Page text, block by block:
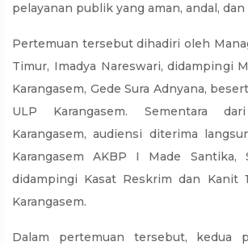
pelayanan publik yang aman, andal,
Pertemuan tersebut dihadiri oleh
Timur, Imadya Nareswari, didampingi
Karangasem, Gede Sura Adnyana,
ULP Karangasem. Sementara
Karangasem, audiensi diterima
Karangasem AKBP I Made Santika,
didampingi Kasat Reskrim dan Kanit
Karangasem.
Dalam pertemuan tersebut, kedua